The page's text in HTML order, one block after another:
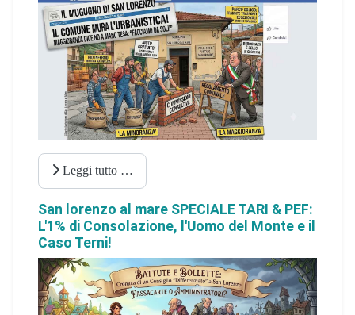
Leggi tutto …
San lorenzo al mare SPECIALE TARI & PEF:
L'1% di Consolazione, l'Uomo del Monte e il
Caso Terni!